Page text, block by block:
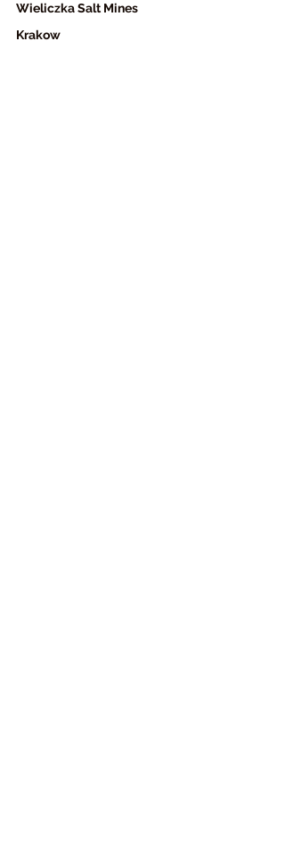
Wieliczka Salt Mines
Krakow